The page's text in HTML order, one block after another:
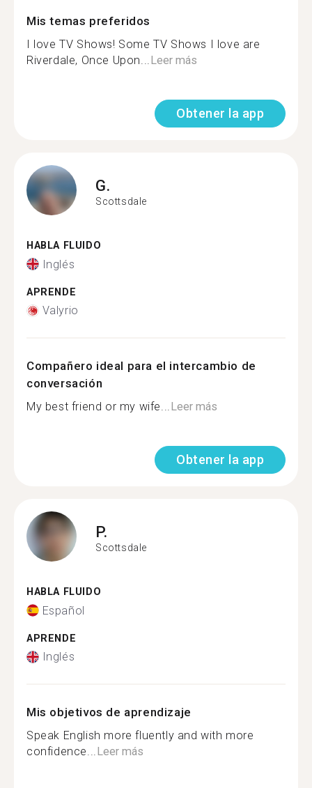
Mis temas preferidos
I love TV Shows! Some TV Shows I love are
Riverdale, Once Upon...Leer más
Obtener la app
G.
Scottsdale
HABLA FLUIDO
Inglés
APRENDE
Valyrio
Compañero ideal para el intercambio de
conversación
My best friend or my wife...Leer más
Obtener la app
P.
Scottsdale
HABLA FLUIDO
Español
APRENDE
Inglés
Mis objetivos de aprendizaje
Speak English more fluently and with more
confidence...Leer más